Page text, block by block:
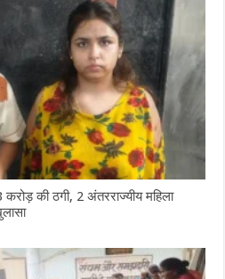
की ठगी, 2 अंतरराज्यीय महिला